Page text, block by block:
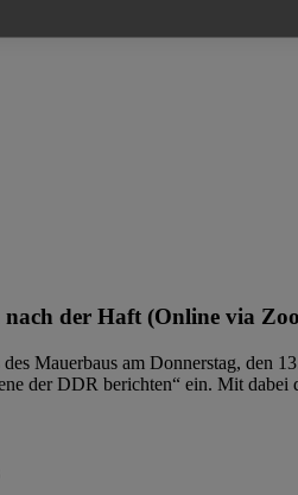
der Haft (Online via
Mauerbaus am Donnerstag,
der DDR berichten“ ein. Mit